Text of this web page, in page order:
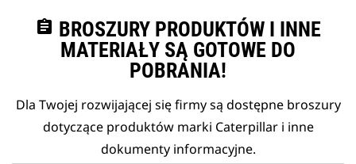
assignment BROSZURY PRODUKTÓW I INNE
MATERIAŁY SĄ GOTOWE DO
POBRANIA!
Dla Twojej rozwijającej się firmy są dostępne broszury
dotyczące produktów marki Caterpillar i inne
dokumenty informacyjne.